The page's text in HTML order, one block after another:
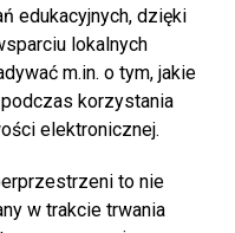
edukacyjnych, dzięki
lokalnych
m.in. o tym, jakie
korzystania
elektronicznej.
to nie
w trakcie trwania